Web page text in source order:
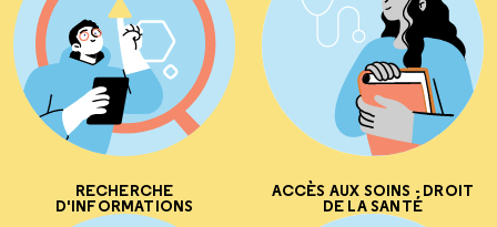
RECHERCHE
D'INFORMATIONS
ACCÈS AUX SOINS - DROIT
DE LA SANTÉ